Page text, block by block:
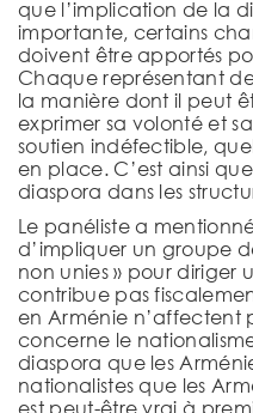
que l’implication de la
importante, certains
doivent être apportés
Chaque représentant
la manière dont il peut
exprimer sa volonté et
soutien indéfectible,
en place. C’est ainsi
diaspora dans les
Le panéliste a
d’impliquer un groupe
non unies » pour diriger
contribue pas
en Arménie n’affectent
concerne le
diaspora que les
nationalistes que les